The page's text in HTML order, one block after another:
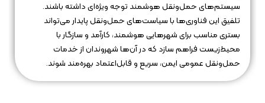
سیستم‌های حمل‌ونقل هوشمند توجه ویژه‌ای داشته باشند.
تلفیق این فناوری‌ها با سیاست‌های حمل‌ونقل پایدار می‌تواند
بستری مناسب برای شهرهایی هوشمند، کارآمد و سازگار با
محیط‌زیست فراهم سازد که در آن‌ها شهروندان از خدمات
حمل‌ونقل عمومی ایمن، سریع و قابل‌اعتماد بهره‌مند شوند.